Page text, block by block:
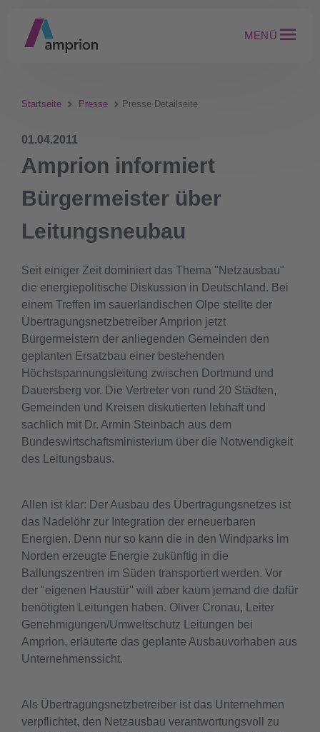
MENÜ
Startseite Presse Presse Detailseite
01.04.2011
Amprion informiert
Bürgermeister über
Leitungsneubau
Seit einiger Zeit dominiert das Thema "Netzausbau"
die energiepolitische Diskussion in Deutschland. Bei
einem Treffen im sauerländischen Olpe stellte der
Übertragungsnetzbetreiber Amprion jetzt
Bürgermeistern der anliegenden Gemeinden den
geplanten Ersatzbau einer bestehenden
Höchstspannungsleitung zwischen Dortmund und
Dauersberg vor. Die Vertreter von rund 20 Städten,
Gemeinden und Kreisen diskutierten lebhaft und
sachlich mit Dr. Armin Steinbach aus dem
Bundeswirtschaftsministerium über die Notwendigkeit
des Leitungsbaus.
Allen ist klar: Der Ausbau des Übertragungsnetzes ist
das Nadelöhr zur Integration der erneuerbaren
Energien. Denn nur so kann die in den Windparks im
Norden erzeugte Energie zukünftig in die
Ballungszentren im Süden transportiert werden. Vor
der "eigenen Haustür" will aber kaum jemand die dafür
benötigten Leitungen haben. Oliver Cronau, Leiter
Genehmigungen/Umweltschutz Leitungen bei
Amprion, erläuterte das geplante Ausbauvorhaben aus
Unternehmenssicht.
Als Übertragungsnetzbetreiber ist das Unternehmen
verpflichtet, den Netzausbau verantwortungsvoll zu